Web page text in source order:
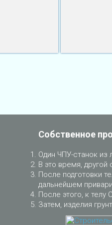
Собственное
Один ЧПУ-станок из
В это время, другой
После подготовки
дальнейшем
После этого, к телу
Затем, изделия